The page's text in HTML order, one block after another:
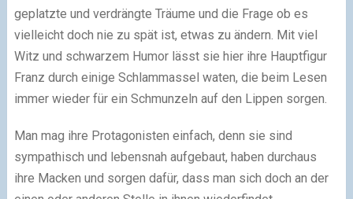
geplatzte und verdrängte Träume und die Frage ob es
vielleicht doch nie zu spät ist, etwas zu ändern. Mit viel
Witz und schwarzem Humor lässt sie hier ihre Hauptfigur
Franz durch einige Schlammassel waten, die beim Lesen
immer wieder für ein Schmunzeln auf den Lippen sorgen.
Man mag ihre Protagonisten einfach, denn sie sind
sympathisch und lebensnah aufgebaut, haben durchaus
ihre Macken und sorgen dafür, dass man sich doch an der